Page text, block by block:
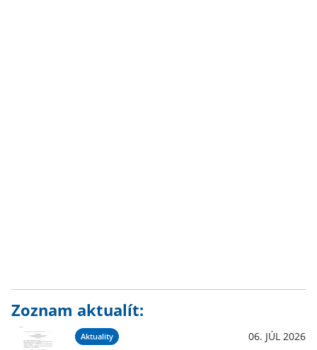
Zoznam aktualít:
Aktuality 06. JÚL 2026